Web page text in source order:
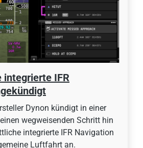
integrierte IFR
Dynon kündigt in einer
wegweisenden Schritt hin
integrierte IFR Navigation
Luftfahrt an.